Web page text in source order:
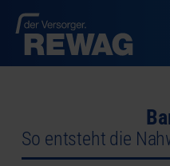
GESCHÄFTSKUNDEN
PRESSE
So entsteht die